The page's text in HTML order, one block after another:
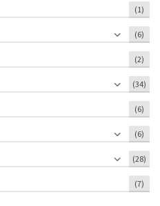
(1)
(6)
(2)
(34)
(6)
(6)
(28)
(7)